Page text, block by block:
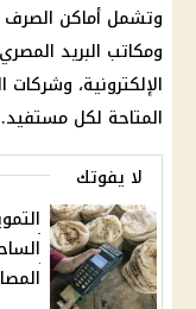
وتشمل أماكن الصرف
ومكاتب البريد
الإلكترونية،
المتاحة لكل مستفيد.
لا يفوتك